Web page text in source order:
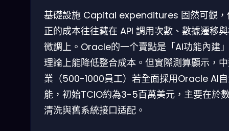
基礎設施 Capital expenditures 固然可觀，
正的成本往往藏在 API 調用次數、數據遷移
微調上。Oracle的一个賣點是「AI功能內建
理論上能降低整合成本。但實際測算顯示，
業（500-1000員工）若全面採用Oracle AI
能，初始TCIO約為3-5百萬美元，主要在於
清洗與舊系統接口适配。